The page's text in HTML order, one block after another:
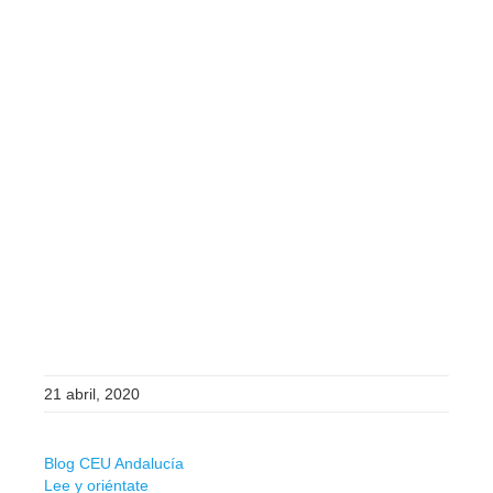
21 abril, 2020
Blog CEU Andalucía
Lee y oriéntate